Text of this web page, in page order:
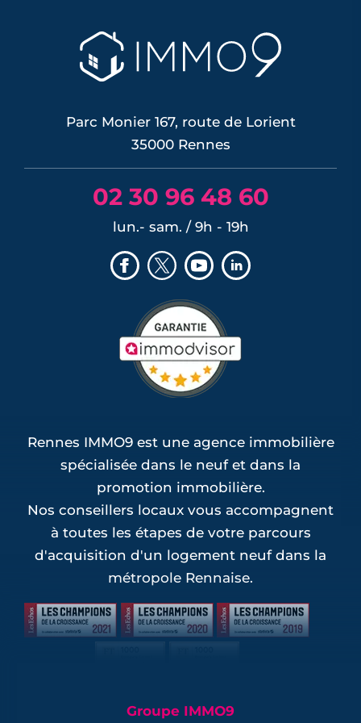
possible, risque de décote, limites du
DPE, atout du neuf : ce qu'il faut savoir
avant d'acheter ou de revendre.
Parc Monier 167, route de Lorient
35000 Rennes
02 30 96 48 60
lun.- sam. / 9h - 19h
Rennes IMMO9 est une agence immobilière
spécialisée dans le neuf et dans la
promotion immobilière.
Nos conseillers locaux vous accompagnent
à toutes les étapes de votre parcours
d'acquisition d'un logement neuf dans la
métropole Rennaise.
Groupe IMMO9